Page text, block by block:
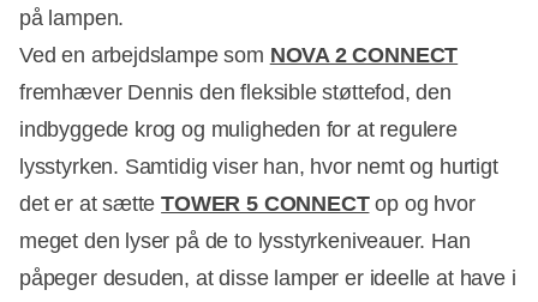
på lampen.
Ved en arbejdslampe som NOVA 2 CONNECT
fremhæver Dennis den fleksible støttefod, den
indbyggede krog og muligheden for at regulere
lysstyrken. Samtidig viser han, hvor nemt og hurtigt
det er at sætteTOWER 5 CONNECTop og hvor
meget den lyser på de to lysstyrkeniveauer. Han
påpeger desuden, at disse lamper er ideelle at have i